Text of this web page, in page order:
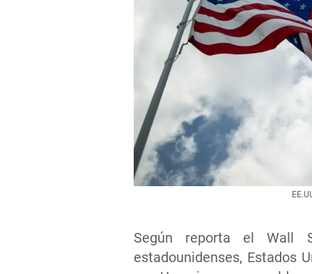
Según reporta el Wall
estadounidenses, Estados